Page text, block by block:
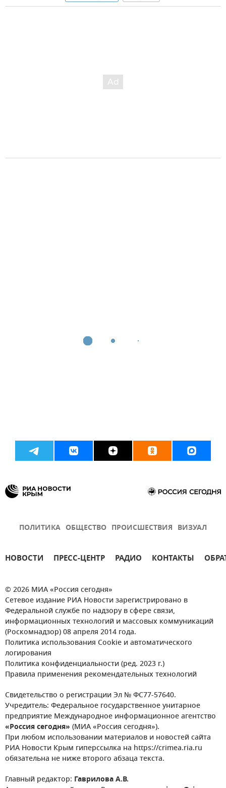
ПОЛИТИКА ОБЩЕСТВО ПРОИСШЕСТВИЯ ВИЗУАЛ
НОВОСТИ ПРЕСС-ЦЕНТР РАДИО КОНТАКТЫ
© 2026 МИА «Россия сегодня»
Сетевое издание РИА Новости зарегистрировано в
Федеральной службе по надзору в сфере связи,
информационных технологий и массовых коммуникаций
(Роскомнадзор) 08 апреля 2014 года.
Политика использования Cookie и автоматического
логирования
Политика конфиденциальности (ред. 2023 г.)
Правила применения рекомендательных технологий
Свидетельство о регистрации Эл № ФС77-57640.
Учредитель: Федеральное государственное унитарное
предприятие Международное информационное агентство
«Россия сегодня» (МИА «Россия сегодня»).
При любом использовании материалов и новостей сайта
РИА Новости Крым гиперссылка на https://crimea.ria.ru
обязательна не ниже второго абзаца текста.
Главный редактор: Гаврилова А.В.